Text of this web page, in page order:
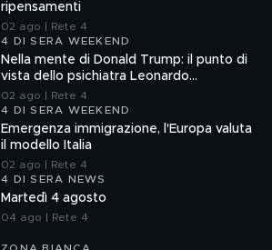
ripensamenti
02 ago | Rete 4
4 DI SERA WEEKEND
Nella mente di Donald Trump: il punto di
vista dello psichiatra Leonardo
Mendolicchio
02 ago | Rete 4
4 DI SERA WEEKEND
Emergenza immigrazione, l'Europa valuta
il modello Italia
02 ago | Rete 4
4 DI SERA NEWS
Martedì 4 agosto
04 ago | Rete 4